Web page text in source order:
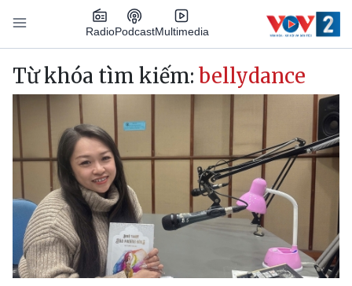
Nhảy đến nội dung
RadioPodcastMultimedia
Main navigation
Từ khóa tìm kiếm: bellydance